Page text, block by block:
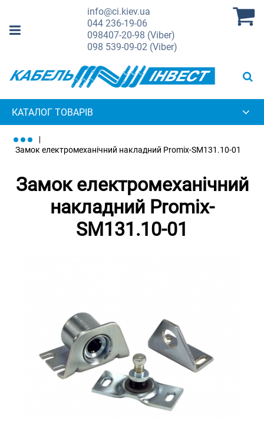
info@ci.kiev.ua
044236-19-06
098407-20-98 (Viber)
098 539-09-02 (Viber)
КАТАЛОГ ТОВАРІВ
Замок електромеханічний накладний Promix-SM131.10-01
Замок електромеханічний
накладний Promix-
SM131.10-01